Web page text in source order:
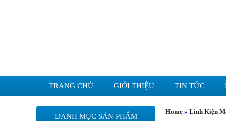
TRANG CHỦ GIỚI THIỆU TIN TỨC
Home » Linh Kiện
DANH MỤC SẢN PHẨM